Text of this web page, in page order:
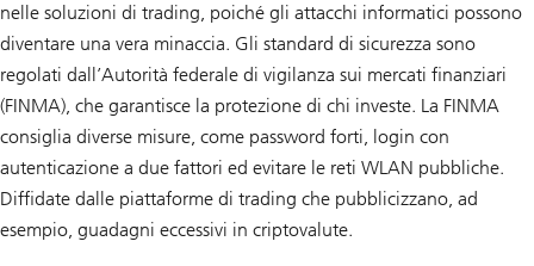
nelle soluzioni di trading, poiché gli attacchi informatici possono
diventare una vera minaccia. Gli standard di sicurezza sono
regolati dall’Autorità federale di vigilanza sui mercati finanziari
(FINMA), che garantisce la protezione di chi investe. La FINMA
consiglia diverse misure, come password forti, login con
autenticazione a due fattori ed evitare le reti WLAN pubbliche.
Diffidate dalle piattaforme di trading che pubblicizzano, ad
esempio, guadagni eccessivi in criptovalute.